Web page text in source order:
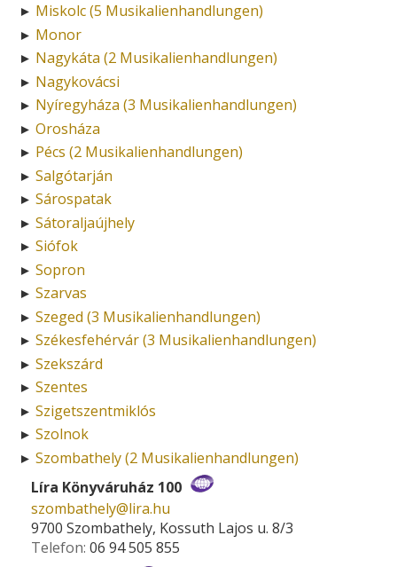
► Miskolc (5 Musikalienhandlungen)
► Monor
► Nagykáta (2 Musikalienhandlungen)
► Nagykovácsi
► Nyíregyháza (3 Musikalienhandlungen)
► Orosháza
► Pécs (2 Musikalienhandlungen)
► Salgótarján
► Sárospatak
► Sátoraljaújhely
► Siófok
► Sopron
► Szarvas
► Szeged (3 Musikalienhandlungen)
► Székesfehérvár (3 Musikalienhandlungen)
► Szekszárd
► Szentes
► Szigetszentmiklós
► Szolnok
► Szombathely (2 Musikalienhandlungen)
Líra Könyváruház 100
szombathely­@­lira.hu
9700 Szombathely, Kossuth Lajos u. 8/3
Telefon: 06 94 505 855